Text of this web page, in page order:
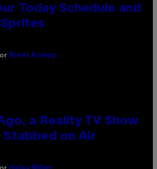
Today Schedule and
Brent Koepp
a Reality TV Show
Stabbed on Air